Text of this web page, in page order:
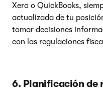
Xero o QuickBooks,
actualizada de tu
tomar decisiones
con las regulaciones
6. Planificación de